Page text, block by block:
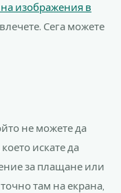
изображения в
Сега можете
не можете да
искате да
за плащане или
там на екрана,